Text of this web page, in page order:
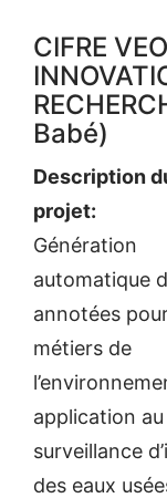
CIFRE
Babé)
Description
projet:
Génération
automatique
annotées
métiers de
application
surveillance
des eaux